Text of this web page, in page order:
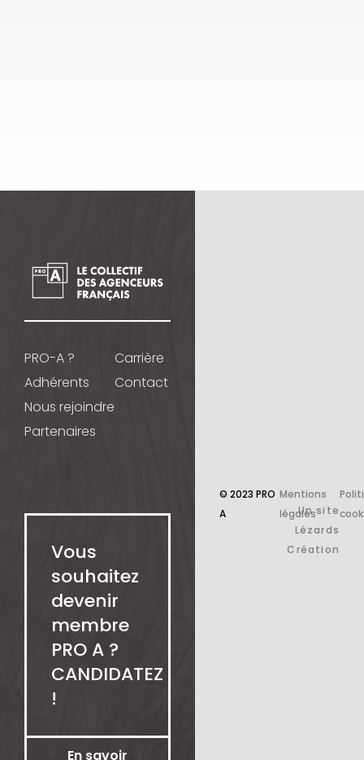
PRO-A ?
Adhérents
Nous rejoindre
Partenaires
Carrière
Contact
Vous
souhaitez
devenir
membre
PRO A ?
CANDIDATEZ
!
En savoir
© 2023 PRO
A
Mentions
légalesUn site
Lézards
Création